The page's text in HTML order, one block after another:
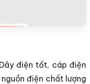
điện tốt, cáp điện
điện chất lượng